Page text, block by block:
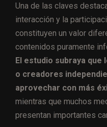
Una de las claves
interacción y la
constituyen un valor
contenidos puramente
El estudio subraya que
o creadores
aprovechar con más
mientras que muchos
presentan importantes